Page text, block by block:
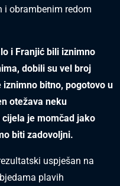
i obrambenim redom
i Franjić bili iznimno
dobili su vel broj
bitno, pogotovo u
otežava neku
je momčad jako
biti zadovoljni.
uspješan na
plavih